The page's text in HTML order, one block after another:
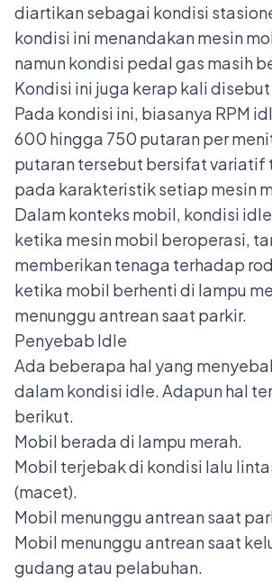
diartikan sebagai kondisi
kondisi ini menandakan mesin
namun kondisi pedal gas masih
Kondisi ini juga kerap kali
Pada kondisi ini, biasanya RPM
600 hingga 750 putaran per
putaran tersebut bersifat variatif
pada karakteristik setiap mesin
Dalam konteks mobil, kondisi
ketika mesin mobil beroperasi,
memberikan tenaga terhadap
ketika mobil berhenti di lampu
menunggu antrean saat parkir.
Penyebab Idle
Ada beberapa hal yang
dalam kondisi idle. Adapun hal
berikut.
Mobil berada di lampu merah.
Mobil terjebak di kondisi lalu
(macet).
Mobil menunggu antrean saat
Mobil menunggu antrean saat
gudang atau pelabuhan.